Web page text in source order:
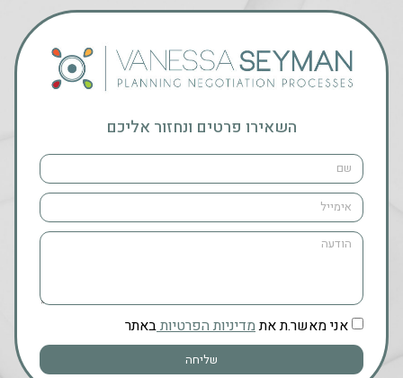
השאירו פרטים ונחזור אליכם
אני מאשר.ת את מדיניות הפרטיותבאתר
שליחה